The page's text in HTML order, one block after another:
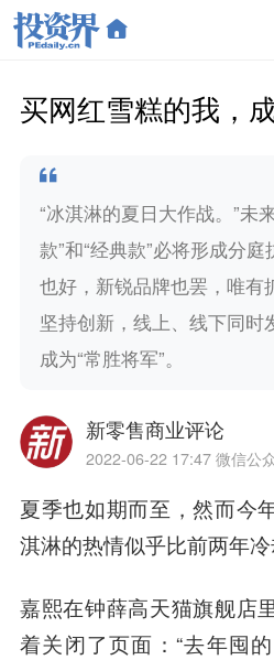
买网红雪糕的我，
“冰淇淋的夏日大作战。”未
款”和“经典款”必将形成分
也好，新锐品牌也罢，唯有
坚持创新，线上、线下同时
成为“常胜将军”。
新零售商业评论
2022-06-22 17:47 微信公
夏季也如期而至，然而今
淇淋的热情似乎比前两年冷
嘉熙在钟薛高天猫旗舰店
着关闭了页面：“去年囤